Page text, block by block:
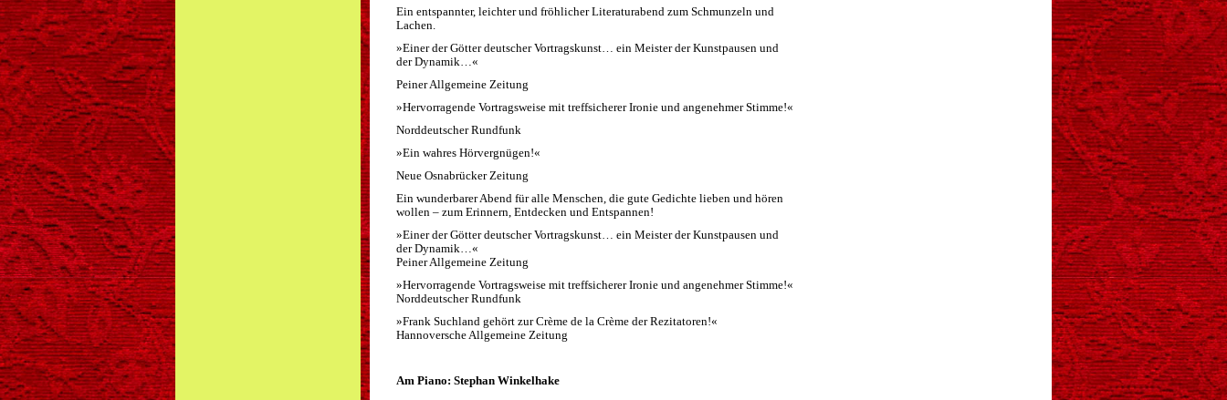
Ein entspannter, leichter und fröhlicher Literaturabend zum Schmunzeln und
Lachen.
»Einer der Götter deutscher Vortragskunst… ein Meister der Kunstpausen und
der Dynamik…«
Peiner Allgemeine Zeitung
»Hervorragende Vortragsweise mit treffsicherer Ironie und angenehmer Stimme!«
Norddeutscher Rundfunk
»Ein wahres Hörvergnügen!«
Neue Osnabrücker Zeitung
Ein wunderbarer Abend für alle Menschen, die gute Gedichte lieben und hören
wollen – zum Erinnern, Entdecken und Entspannen!
»Einer der Götter deutscher Vortragskunst… ein Meister der Kunstpausen und
der Dynamik…«
Peiner Allgemeine Zeitung
»Hervorragende Vortragsweise mit treffsicherer Ironie und angenehmer Stimme!«
Norddeutscher Rundfunk
»Frank Suchland gehört zur Crème de la Crème der Rezitatoren!«
Hannoversche Allgemeine Zeitung
Am Piano: Stephan Winkelhake